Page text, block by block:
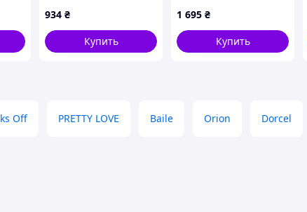
бирюзовый, 10
режимов вибрации
934 ₴
Купить
фиолетовый, 13.9 х 2.7
см
1 695 ₴
Купить
Off PRETTY LOVE Baile Orion Dorcel